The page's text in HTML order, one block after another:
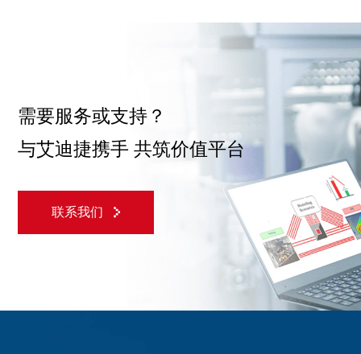
需要服务或支持？
与艾迪捷携手 共筑价值平台
联系我们